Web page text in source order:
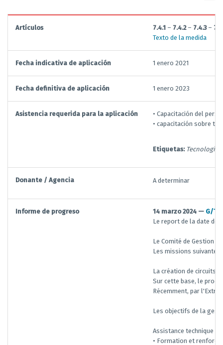
Artículos 7.4.1 – 7.4.2– 7.4.3–
Texto de la medida
Fecha indicativa de aplicación 1 enero 2021
Fecha definitiva de aplicación 1 enero 2023
Asistencia requerida para la aplicación
• Capacitación del
• capacitación sobre
Etiquetas:
Donante / Agencia A determinar
Informe de progreso 14 marzo 2024 — G/
Le report de la date de
Le Comité de Gestion
Les missions
La création de circuits
Sur cette base, le
Récemment, par
Les objectifs de la
Assistance technique
• Formation et